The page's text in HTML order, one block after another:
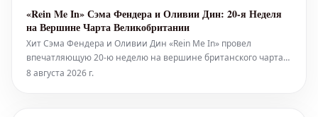
языков, предоставляя в общей сложности один миллион
страниц бесплатно читателям по вс
«Rein Me In» Сэма Фендера и Оливии Дин: 20-я Неделя
на Вершине Чарта Великобритании
Хит Сэма Фендера и Оливии Дин «Rein Me In» провел
впечатляющую 20-ю неделю на вершине британского чарта
синглов, укрепив их рекордный успех. Это обновление было
8 августа 2026 г.